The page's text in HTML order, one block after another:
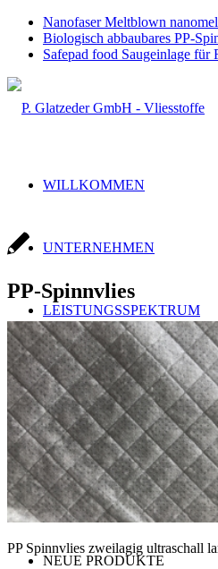
Nanofaser Meltblown
Biologisch abbaubares PP-
Safepad food Saugeinlage für
WILLKOMMEN
UNTERNEHMEN
LEISTUNGSSPEKTRUM
Handel & Produktion
Konfektion
Service
NEUE PRODUKTE
PP-Spinnvlies
PP Spinnvlies zweilagig ultraschall